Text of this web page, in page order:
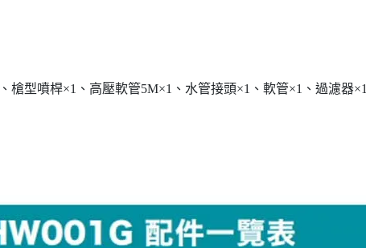
槍型噴桿×1、高壓軟管5M×1、水管接頭×1、軟管×1、過濾器×1